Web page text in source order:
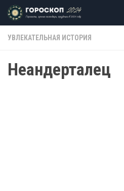
Skip to content
УВЛЕКАТЕЛЬНАЯ ИСТОРИЯ
Неандерталец